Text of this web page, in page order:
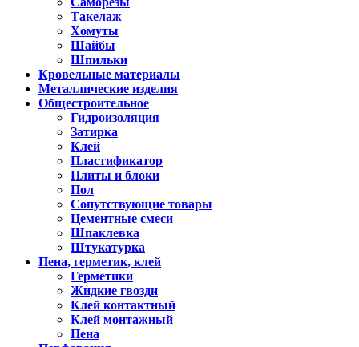
Такелаж
Хомуты
Шайбы
Шпильки
Кровельные материалы
Металлические изделия
Общестроительное
Гидроизоляция
Затирка
Клей
Пластификатор
Плиты и блоки
Пол
Сопутствующие товары
Цементные смеси
Шпаклевка
Штукатурка
Пена, герметик, клей
Герметики
Жидкие гвозди
Клей контактный
Клей монтажный
Пена